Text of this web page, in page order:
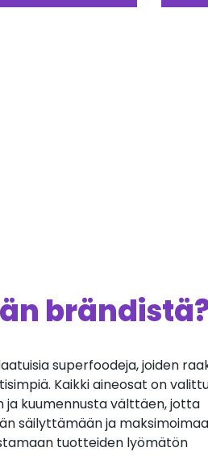
superfoodeja, joiden
Kaikki aineosat on
ja kuumennusta välttäen, jotta
säilyttämään ja
tuotteiden lyömätön